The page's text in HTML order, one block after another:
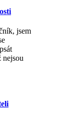
jsem
nejsou